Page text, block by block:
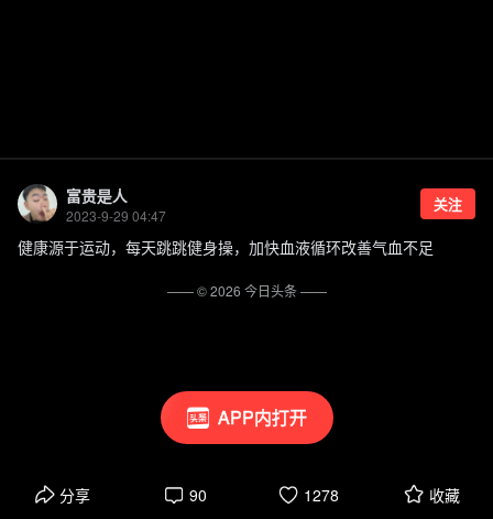
APP内打开
富贵是人
2023-9-29 04:47
关注
健康源于运动，每天跳跳健身操，加快血液循环改善气血不足
分享 90 1278 收藏
—— ©2026 今日头条——